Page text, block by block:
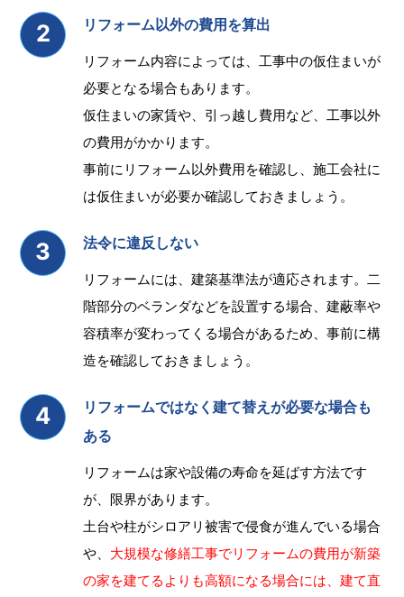
リフォーム以外の費用を算出
リフォーム内容によっては、工事中の仮住まいが
必要となる場合もあります。
仮住まいの家賃や、引っ越し費用など、工事以外
の費用がかかります。
事前にリフォーム以外費用を確認し、施工会社に
は仮住まいが必要か確認しておきましょう。
法令に違反しない
リフォームには、建築基準法が適応されます。二
階部分のベランダなどを設置する場合、建蔽率や
容積率が変わってくる場合があるため、事前に構
造を確認しておきましょう。
リフォームではなく建て替えが必要な場合も
ある
リフォームは家や設備の寿命を延ばす方法です
が、限界があります。
土台や柱がシロアリ被害で侵食が進んでいる場合
や、 大規模な修繕工事でリフォームの費用が新築
の家を建てるよりも高額になる場合には、建て直